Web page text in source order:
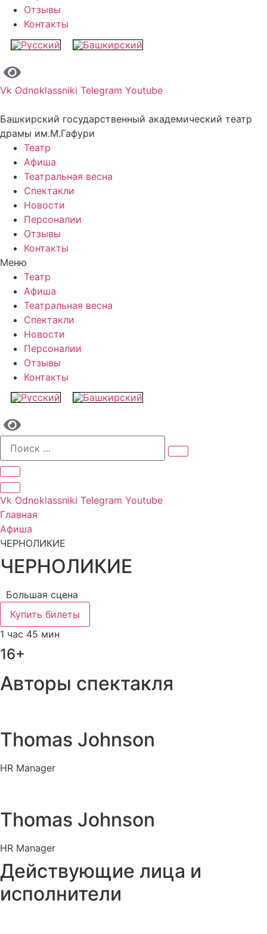
Отзывы
Контакты
Vk Odnoklassniki Telegram Youtube
Башкирский государственный академический театр
драмы им.М.Гафури
Театр
Афиша
Театральная весна
Спектакли
Новости
Персоналии
Отзывы
Контакты
Меню
Театр
Афиша
Театральная весна
Спектакли
Новости
Персоналии
Отзывы
Контакты
Vk Odnoklassniki Telegram Youtube
Главная
Афиша
ЧЕРНОЛИКИЕ
ЧЕРНОЛИКИЕ
Большая сцена
Купить билеты
1 час 45 мин
16+
Авторы спектакля
Thomas Johnson
HR Manager
Thomas Johnson
HR Manager
Действующие лица и
исполнители